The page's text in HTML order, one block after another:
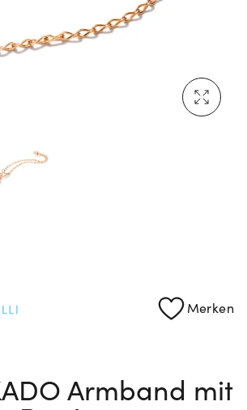
Neu bei Vogl: Cartier
Pre-Owned entdecken
Merken
Armband mit